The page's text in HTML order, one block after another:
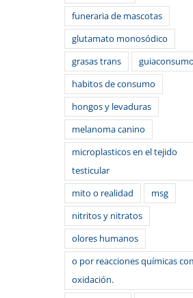
funeraria de mascotas
glutamato monosódico
grasas trans
guiaconsumo
habitos de consumo
hongos y levaduras
melanoma canino
microplasticos en el tejido
testicular
mito o realidad
msg
nitritos y nitratos
olores humanos
o por reacciones químicas
oxidación.